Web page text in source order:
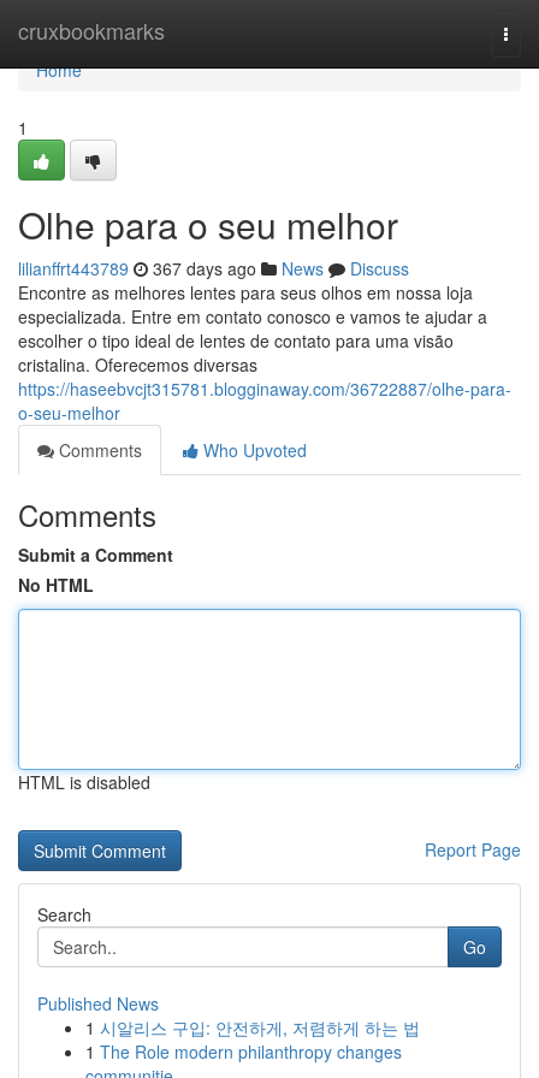
cruxbookmarks
Home
Home
1
Olhe para o seu melhor
lilianffrt443789 367 days ago News
Discuss
Encontre as melhores lentes para seus olhos em nossa loja
especializada. Entre em contato conosco e vamos te ajudar a
escolher o tipo ideal de lentes de contato para uma visão
cristalina. Oferecemos diversas
https://haseebvcjt315781.blogginaway.com/36722887/olhe-para-
o-seu-melhor
Comments
Who Upvoted
Comments
Submit a Comment
No HTML
HTML is disabled
Report Page
Search
Go
Published News
1 시알리스 구입: 안전하게, 저렴하게 하는 법
1 The Role modern philanthropy changes